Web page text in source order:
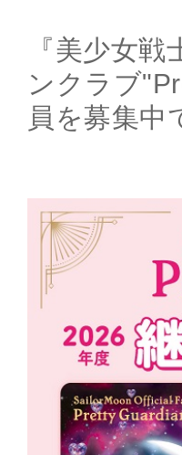
『美少女
ンクラブ
員を募集中